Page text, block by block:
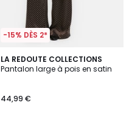
-15% DÈS 2*
LA REDOUTE COLLECTIONS
Pantalon large à pois en satin
44,99 €